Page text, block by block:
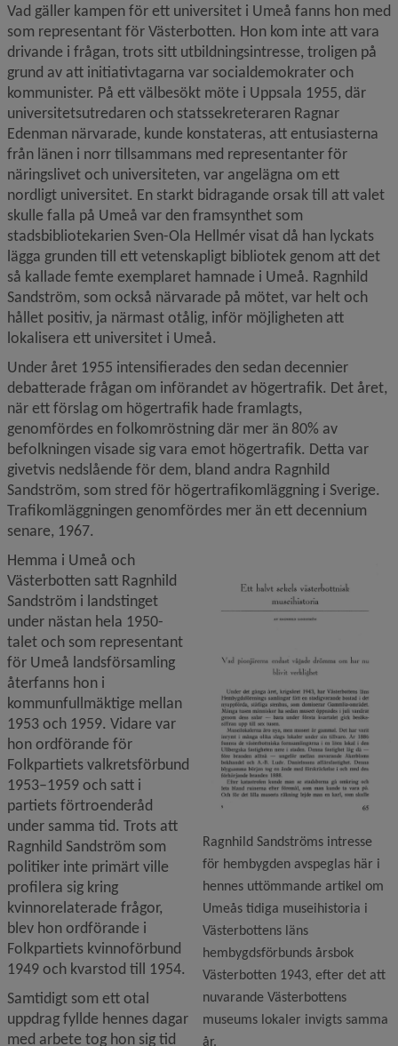
Vad gäller kampen för ett universitet i Umeå fanns hon med
som representant för Västerbotten. Hon kom inte att vara
drivande i frågan, trots sitt utbildningsintresse, troligen på
grund av att initiativtagarna var socialdemokrater och
kommunister. På ett välbesökt möte i Uppsala 1955, där
universitetsutredaren och statssekreteraren Ragnar
Edenman närvarade, kunde konstateras, att entusiasterna
från länen i norr tillsammans med representanter för
näringslivet och universiteten, var angelägna om ett
nordligt universitet. En starkt bidragande orsak till att valet
skulle falla på Umeå var den framsynthet som
stadsbibliotekarien Sven-Ola Hellmér visat då han lyckats
lägga grunden till ett vetenskapligt bibliotek genom att det
så kallade femte exemplaret hamnade i Umeå. Ragnhild
Sandström, som också närvarade på mötet, var helt och
hållet positiv, ja närmast otålig, inför möjligheten att
lokalisera ett universitet i Umeå.
Under året 1955 intensifierades den sedan decennier
debatterade frågan om införandet av högertrafik. Det året,
när ett förslag om högertrafik hade framlagts,
genomfördes en folkomröstning där mer än 80% av
befolkningen visade sig vara emot högertrafik. Detta var
givetvis nedslående för dem, bland andra Ragnhild
Sandström, som stred för högertrafikomläggning i Sverige.
Trafikomläggningen genomfördes mer än ett decennium
senare, 1967.
Ragnhild Sandströms intresse
för hembygden avspeglas här i
hennes uttömmande artikel om
Umeås tidiga museihistoria i
Västerbottens läns
hembygdsförbunds årsbok
Västerbotten 1943, efter det att
nuvarande Västerbottens
museums lokaler invigts samma
år.
Hemma i Umeå och
Västerbotten satt Ragnhild
Sandström i landstinget
under nästan hela 1950-
talet och som representant
för Umeå landsförsamling
återfanns hon i
kommunfullmäktige mellan
1953 och 1959. Vidare var
hon ordförande för
Folkpartiets valkretsförbund
1953–1959 och satt i
partiets förtroenderåd
under samma tid. Trots att
Ragnhild Sandström som
politiker inte primärt ville
profilera sig kring
kvinnorelaterade frågor,
blev hon ordförande i
Folkpartiets kvinnoförbund
1949 och kvarstod till 1954.
Samtidigt som ett otal
uppdrag fyllde hennes dagar
med arbete tog hon sig tid